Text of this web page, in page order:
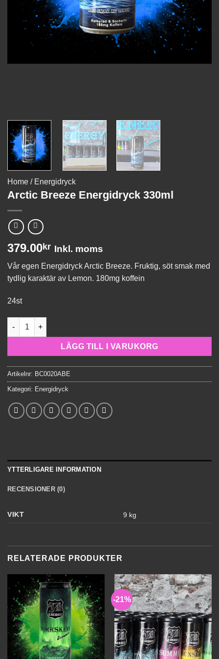
Home / Energidryck
Arctic Breeze Energidryck 330ml
379.00kr Inkl. moms
Vår egen Energidryck Arctic Breeze. Fruktig, söt smak med
tydlig karaktär av Lemon. 180mg koffein
24st
Arctic Breeze Energidryck 330ml mängd
LÄGG TILL I VARUKORG
Artikelnr: BC0020ABE
Kategori: Energidryck
YTTERLIGARE INFORMATION
RECENSIONER (0)
VIKT 9 kg
RELATERADE PRODUKTER
-21%